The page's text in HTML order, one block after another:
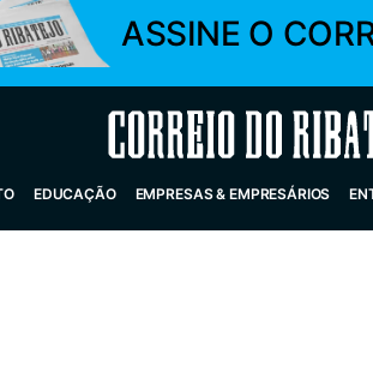
ASSINE O
Correio do Ribatejo
EDUCAÇÃO EMPRESAS & EMPRESÁRIOS